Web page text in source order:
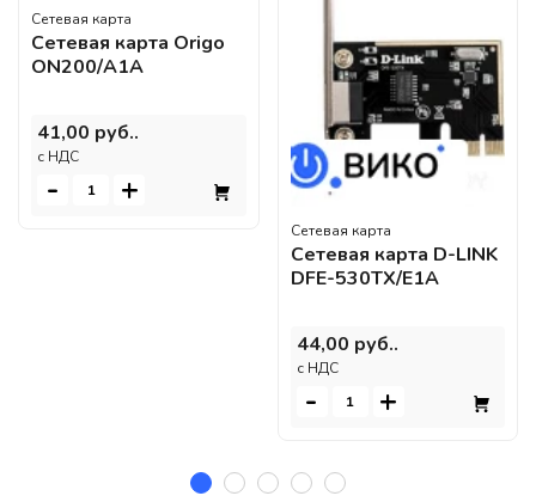
Сетевая карта
Сетевая карта Origo
ON200/A1A
41,00 руб..
c НДС
- +
Сетевая карта
Сетевая карта D-LINK
DFE-530TX/E1A
44,00 руб..
c НДС
- +